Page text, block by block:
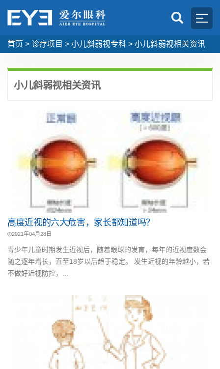
首页 > 诊疗项目 > 小儿斜弱视专科 > 小儿斜弱视相关资讯
小儿斜弱视相关资讯
高度近视的六大危害，家长都知道吗？
2021年04月28日
青少年儿童时期发生近视后，随着眼球的发育，每年的近视度数会
随之逐年增长，直至18岁以后趋于稳定。 发生近视的年龄越小，若
不做好近视防控，...